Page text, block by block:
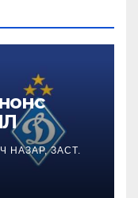
НАЗАР, ЗАСТ.